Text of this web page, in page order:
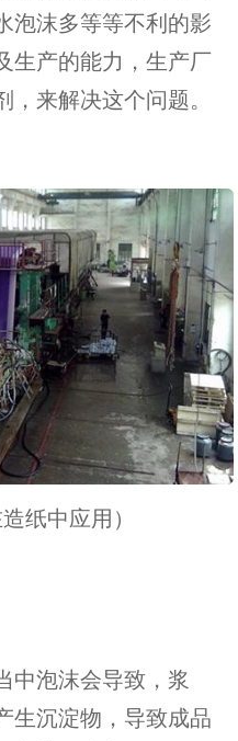
泡沫多等等不利的影
生产的能力，生产厂
，来解决这个问题。
纸中应用）
泡沫会导致，浆
生沉淀物，导致成品